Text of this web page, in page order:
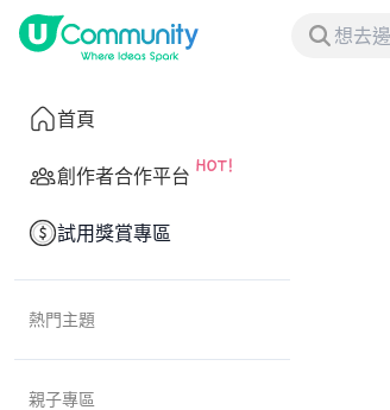
首頁
創作者合作平台
試用獎賞專區
熱門主題
親子專區